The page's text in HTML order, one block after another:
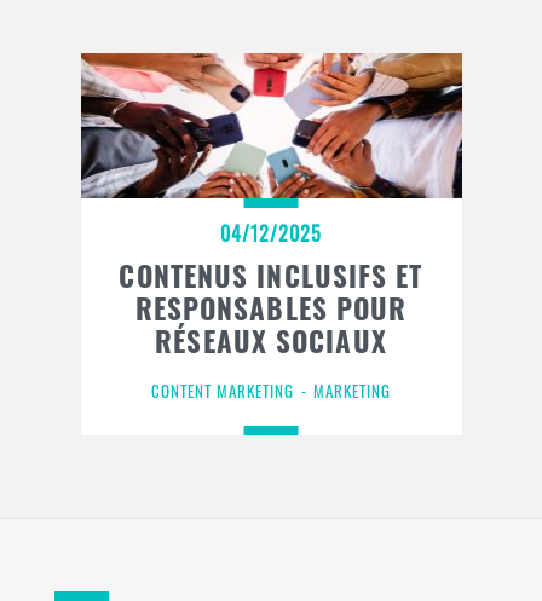
04/12/2025
CONTENUS INCLUSIFS ET
RESPONSABLES POUR
RÉSEAUX SOCIAUX
CONTENT MARKETING MARKETING